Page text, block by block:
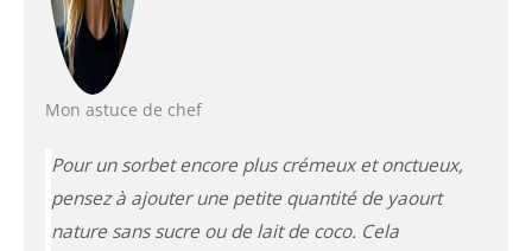
Mon astuce de chef
Pour un sorbet encore plus crémeux et onctueux,
pensez à ajouter une petite quantité de yaourt
nature sans sucre ou de lait de coco. Cela